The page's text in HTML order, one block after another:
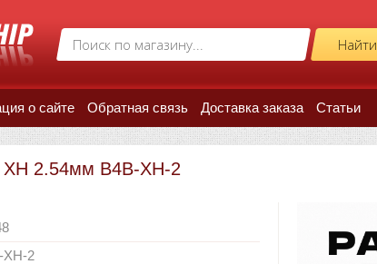
о сайте Обратная связь Доставка заказа Статьи
2.54мм B4B-XH-2
XH-2